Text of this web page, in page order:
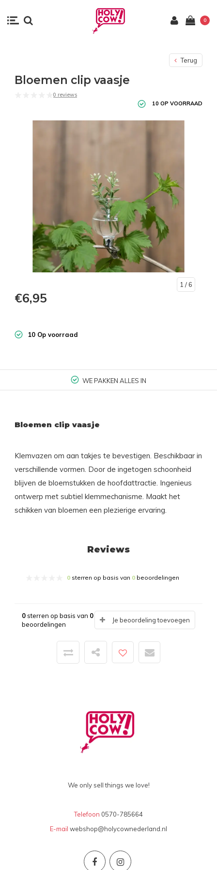
0
Terug
Bloemen clip vaasje
0 reviews
10 OP VOORRAAD
1 / 6
€6,95
10 Op voorraad
WE PAKKEN ALLES IN
Bloemen clip vaasje
Klemvazen om aan takjes te bevestigen. Beschikbaar in
verschillende vormen. Door de ingetogen schoonheid
blijven de bloemstukken de hoofdattractie. Ingenieus
ontwerp met subtiel klemmechanisme. Maakt het
schikken van bloemen een plezierige ervaring.
Reviews
0 sterren op basis van 0 beoordelingen
0sterren op basis van 0
beoordelingen
Je beoordeling toevoegen
We only sell things we love!
Telefoon 0570-785664
E-mail webshop@holycownederland.nl